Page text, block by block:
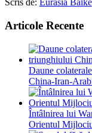
Scris de: Eurasia Baike
Articole Recente
Daune
China-Iran-
Întâlnirea lui
Orientul